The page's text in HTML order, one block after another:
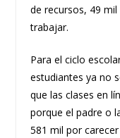
de recursos, 49
trabajar.
Para el ciclo
estudiantes ya no
que las clases en
porque el padre o
581 mil por